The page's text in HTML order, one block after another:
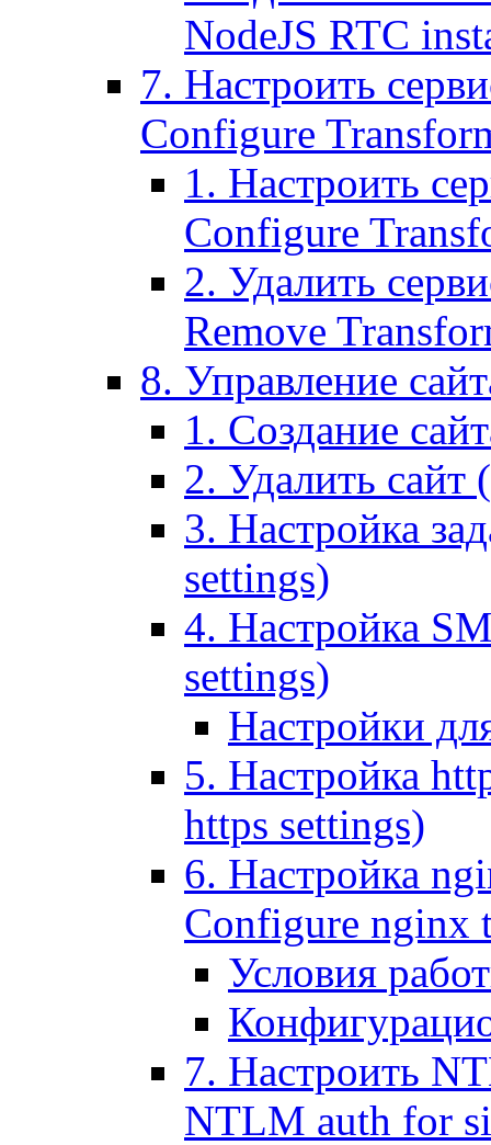
NodeJS RTC
7. Настроить
Configure
1. Настроить
Configure
2. Удалить
Remove
8. Управление
1. Создание
2. Удалить сайт
3. Настройка
settings)
4. Настройка
settings)
Настройки
5. Настройка
https settings)
6. Настройка
Configure nginx
Условия
7. Настроить
NTLM auth for